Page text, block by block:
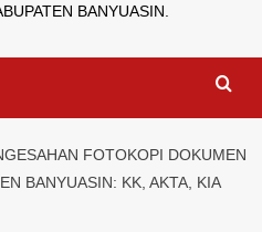
BANYUASIN.
FOTOKOPI DOKUMEN
BANYUASIN: KK, AKTA, KIA